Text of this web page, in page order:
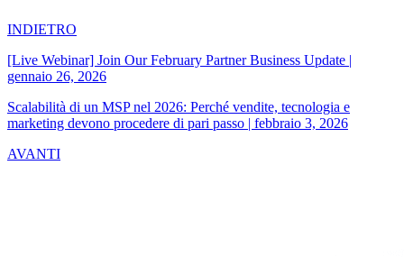
INDIETRO
[Live Webinar] Join Our February Partner Business Update |
gennaio 26, 2026
Scalabilità di un MSP nel 2026: Perché vendite, tecnologia e
marketing devono procedere di pari passo | febbraio 3, 2026
AVANTI